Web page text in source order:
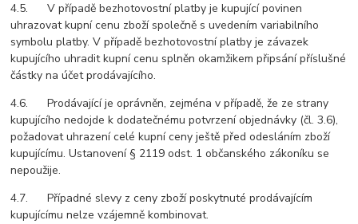
4.5. V případě bezhotovostní platby je kupující povinen
uhrazovat kupní cenu zboží společně s uvedením variabilního
symbolu platby. V případě bezhotovostní platby je závazek
kupujícího uhradit kupní cenu splněn okamžikem připsání příslušné
částky na účet prodávajícího.
4.6. Prodávající je oprávněn, zejména v případě, že ze strany
kupujícího nedojde k dodatečnému potvrzení objednávky (čl. 3.6),
požadovat uhrazení celé kupní ceny ještě před odesláním zboží
kupujícímu. Ustanovení § 2119 odst. 1 občanského zákoníku se
nepoužije.
4.7. Případné slevy z ceny zboží poskytnuté prodávajícím
kupujícímu nelze vzájemně kombinovat.